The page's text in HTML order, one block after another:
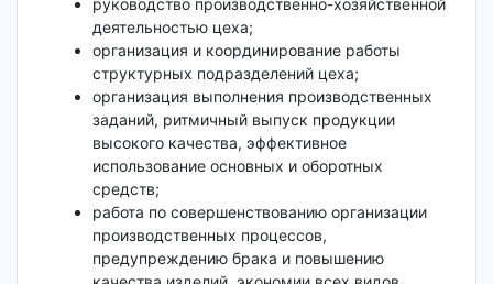
руководство производственно-хозяйственной
деятельностью цеха;
организация и координирование работы
структурных подразделений цеха;
организация выполнения производственных
заданий, ритмичный выпуск продукции
высокого качества, эффективное
использование основных и оборотных
средств;
работа по совершенствованию организации
производственных процессов,
предупреждению брака и повышению